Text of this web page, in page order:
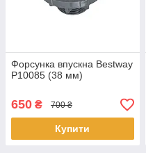
Форсунка впускна Bestway
P10085 (38 мм)
650 ₴ 700 ₴
Купити